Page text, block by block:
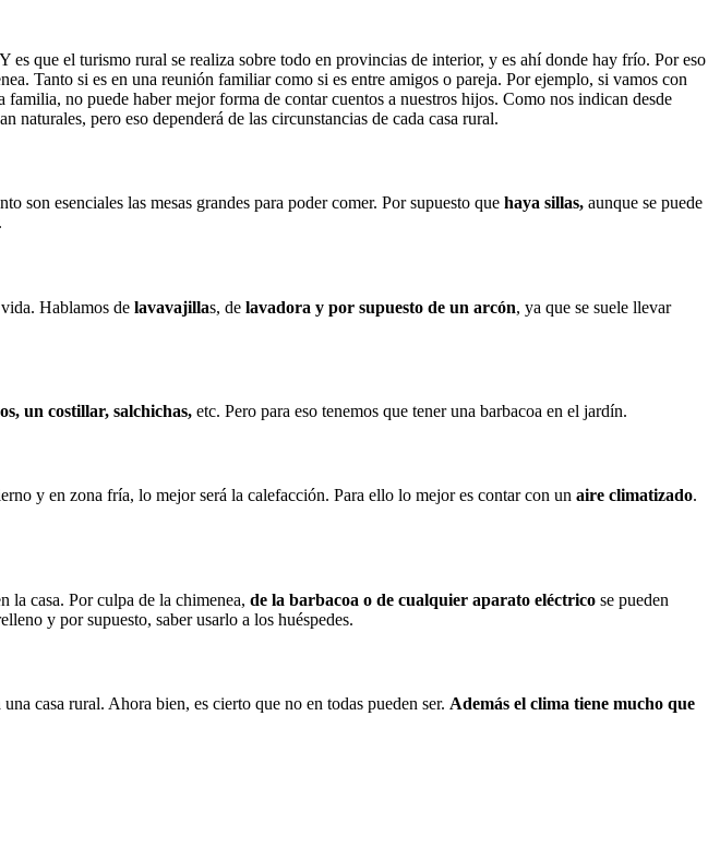
que el turismo rural se realiza sobre todo en provincias de interior, y es ahí donde hay frío. Por eso
Tanto si es en una reunión familiar como si es entre amigos o pareja. Por ejemplo, si vamos con
familia, no puede haber mejor forma de contar cuentos a nuestros hijos. Como nos indican desde
naturales, pero eso dependerá de las circunstancias de cada casa rural.
son esenciales las mesas grandes para poder comer. Por supuesto que haya sillas, aunque se puede
Hablamos de lavavajillas, de lavadora y por supuesto de un arcón, ya que se suele llevar
un costillar, salchichas, etc. Pero para eso tenemos que tener una barbacoa en el jardín.
y en zona fría, lo mejor será la calefacción. Para ello lo mejor es contar con un aire climatizado.
la casa. Por culpa de la chimenea, de la barbacoa o de cualquier aparato eléctrico se pueden
y por supuesto, saber usarlo a los huéspedes.
casa rural. Ahora bien, es cierto que no en todas pueden ser. Además el clima tiene mucho que